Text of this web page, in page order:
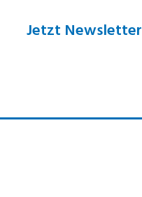
Jetzt